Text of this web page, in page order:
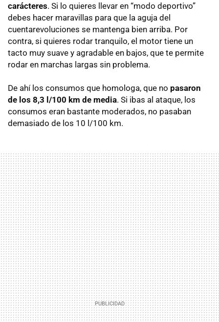
carácteres. Si lo quieres llevar en “modo deportivo”
debes hacer maravillas para que la aguja del
cuentarevoluciones se mantenga bien arriba. Por
contra, si quieres rodar tranquilo, el motor tiene un
tacto muy suave y agradable en bajos, que te permite
rodar en marchas largas sin problema.
De ahí los consumos que homologa, que no pasaron
de los 8,3 l/100 km de media. Si ibas al ataque, los
consumos eran bastante moderados, no pasaban
demasiado de los 10 l/100 km.